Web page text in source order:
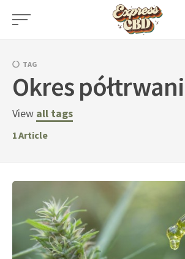
Skip
TAG
Okres
View all tags
1Article